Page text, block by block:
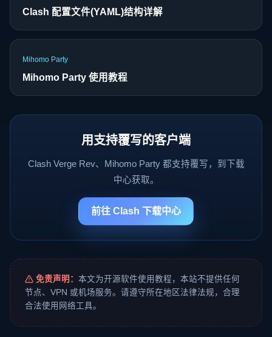
Clash 配置文件(YAML)结构详解
Mihomo Party
Mihomo Party 使用教程
用支持覆写的客户端
Clash Verge Rev、Mihomo Party 都支持覆写，到下载
中心获取。
前往 Clash 下载中心
免责声明：本文为开源软件使用教程，本站不提供任何
节点、VPN 或机场服务。请遵守所在地区法律法规，合理
合法使用网络工具。